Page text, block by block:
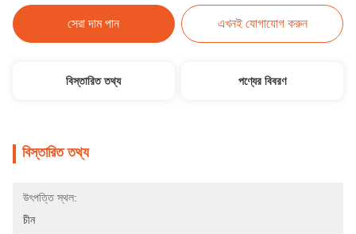
সেরা দাম পান এখনই যোগাযোগ করুন
বিস্তারিত তথ্য পণ্যের বিবরণ
বিস্তারিত তথ্য
উৎপত্তি স্থল:
চীন